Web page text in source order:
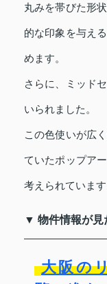
丸みを帯びた形
的な印象を与え
めます。
さらに、ミッド
いられました。
この色使いが広
ていたポップア
考えられています
▼ 物件情報が見
大阪の